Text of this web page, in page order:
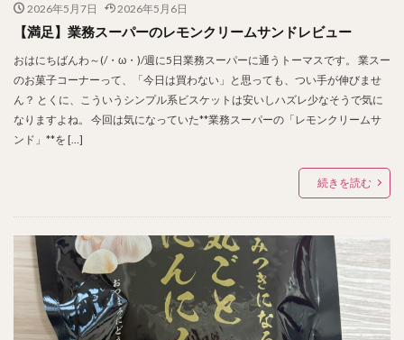
2026年5月7日 2026年5月6日
【満足】業務スーパーのレモンクリームサンドレビュー
おはにちばんわ～(/・ω・)/週に5日業務スーパーに通うトーマスです。 業スー
のお菓子コーナーって、「今日は買わない」と思っても、つい手が伸びませ
ん？ とくに、こういうシンプル系ビスケットは安いしハズレ少なそうで気に
なりますよね。 今回は気になっていた**業務スーパーの「レモンクリームサ
ンド」**を […]
続きを読む